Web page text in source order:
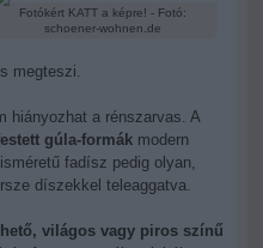
Fotókért KATT a képre! - Fotó:
schoener-wohnen.de
megteszi.
hiányozhat a rénszarvas. A
gúla-formákmodern
fadísz pedig olyan,
díszekkel teleaggatva.
világos vagy piros színű